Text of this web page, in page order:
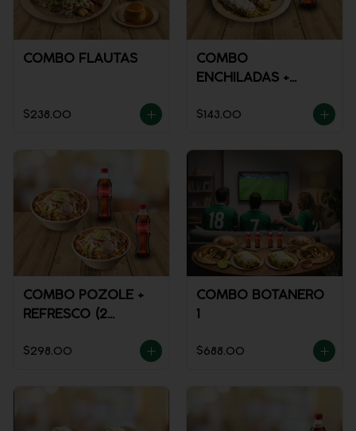
COMBO FLAUTAS
$238.00
COMBO
ENCHILADAS +
$143.00
COMBO POZOLE +
REFRESCO (2
$298.00
COMBO BOTANERO
1
$688.00